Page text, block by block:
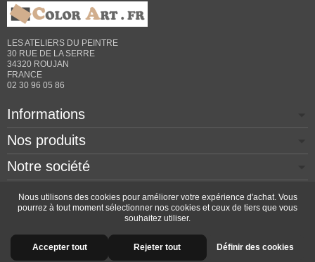
LES ATELIERS DU PEINTRE
30 RUE DE LA SERRE
34320 ROUJAN
FRANCE
02 30 96 05 86
Informations
Nos produits
Notre société
Contactez-nous
Copyright © 2026 - Design by Prestacrea
- Ecommerce
software byPrestaShop™
Nous utilisons des cookies pour améliorer votre expérience d'achat. Vous
pourrez à tout moment sélectionner nos cookies et ceux de tiers que vous
souhaitez utiliser.
Accepter tout Rejeter tout Définir des cookies